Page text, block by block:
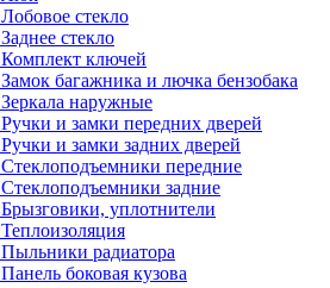
Лобовое стекло
Заднее стекло
Комплект ключей
Замок багажника и лючка бензобака
Зеркала наружные
Ручки и замки передних дверей
Ручки и замки задних дверей
Стеклоподъемники передние
Стеклоподъемники задние
Брызговики, уплотнители
Теплоизоляция
Пыльники радиатора
Панель боковая кузова